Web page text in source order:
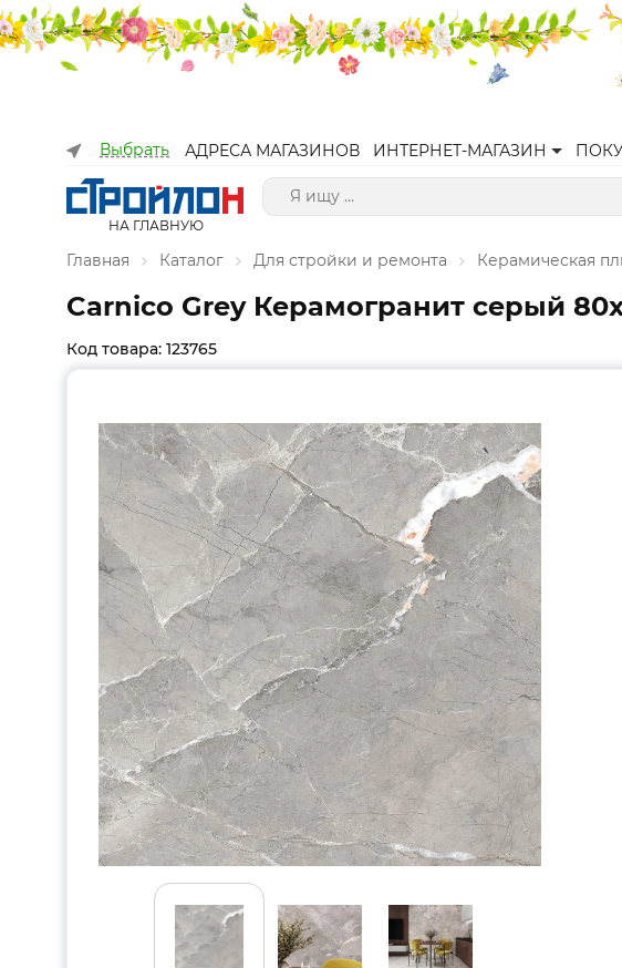
Выбрать АДРЕСА МАГАЗИНОВ ИНТЕРНЕТ-МАГАЗИН
НА ГЛАВНУЮ
Главная Каталог Для стройки и ремонта Керамическая
Carnico Grey Керамогранит серый
Код товара: 123765